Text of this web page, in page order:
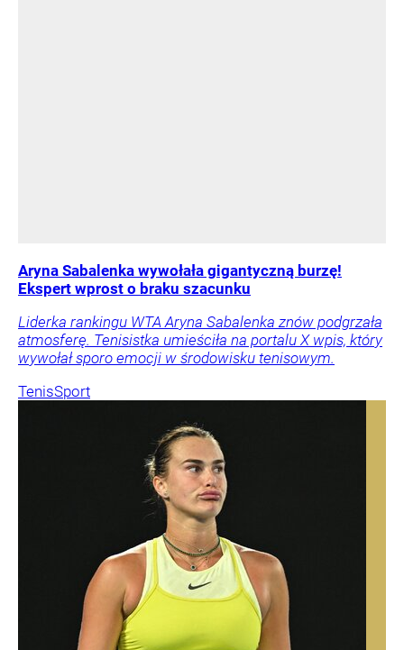
Aryna Sabalenka wywołała gigantyczną burzę!
Ekspert wprost o braku szacunku
Liderka rankingu WTA Aryna Sabalenka znów podgrzała
atmosferę. Tenisistka umieściła na portalu X wpis, który
wywołał sporo emocji w środowisku tenisowym.
TenisSport